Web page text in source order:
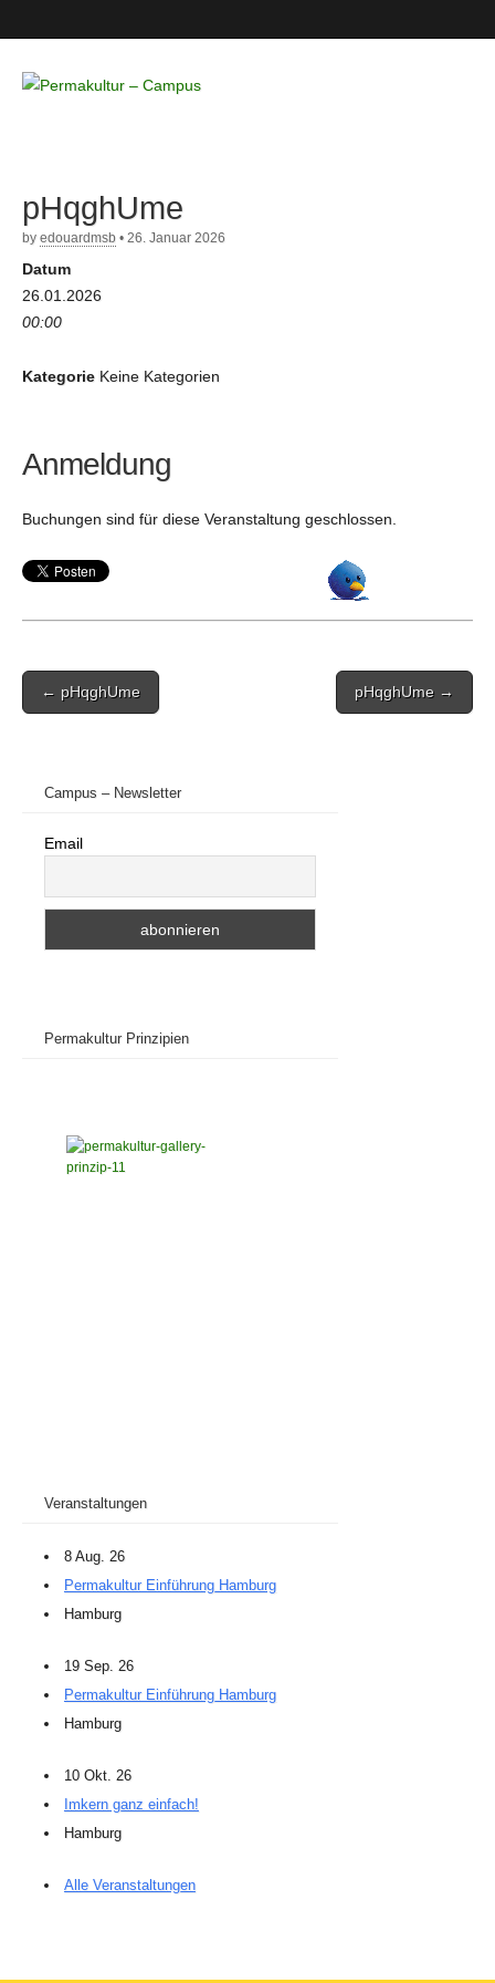
– Campus
pHqghUme
by edouardmsb • 26. Januar 2026
Datum
26.01.2026
00:00
Kategorie Keine Kategorien
Anmeldung
Buchungen sind für diese Veranstaltung geschlossen.
Post
navigation
← pHqghUme pHqghUme →
Campus – Newsletter
Email
Permakultur Prinzipien
Veranstaltungen
8 Aug. 26
Permakultur Einführung Hamburg
Hamburg
19 Sep. 26
Permakultur Einführung Hamburg
Hamburg
10 Okt. 26
Imkern ganz einfach!
Hamburg
Alle Veranstaltungen